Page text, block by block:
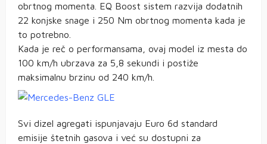
obrtnog momenta. EQ Boost sistem razvija dodatnih
22 konjske snage i 250 Nm obrtnog momenta kada je
to potrebno.
Kada je reč o performansama, ovaj model iz mesta do
100 km/h ubrzava za 5,8 sekundi i postiže
maksimalnu brzinu od 240 km/h.
Svi dizel agregati ispunjavaju Euro 6d standard
emisije štetnih gasova i već su dostupni za